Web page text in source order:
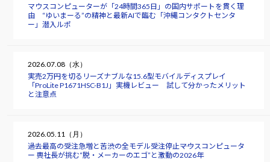
マウスコンピューターが「24時間365日」の国内サポートを貫く理
由 “ゆいまーる”の精神と最新AIで臨む「沖縄コンタクトセンタ
ー」潜入ルポ
2026.07.08（水）
実売2万円を切るリーズナブルな15.6型モバイルディスプレイ
「ProLite P1671HSC-B1J」実機レビュー 試して分かったメリット
と注意点
2026.05.11（月）
過去最高の受注急増と苦渋の全モデル受注停止――マウスコンピュータ
ー 軣社長が挑む“脱・メーカーのエゴ”と激動の2026年